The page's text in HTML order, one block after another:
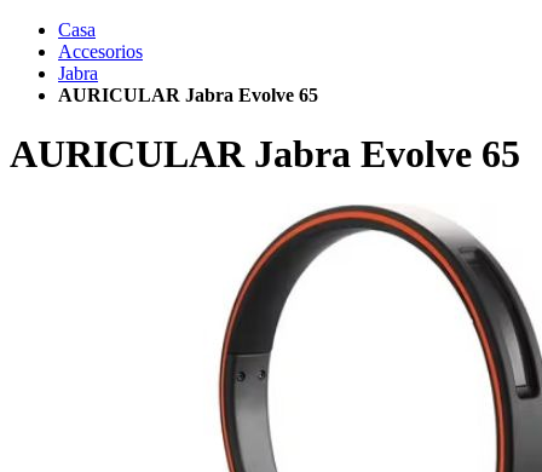
Casa
Accesorios
Jabra
AURICULAR Jabra Evolve 65
AURICULAR Jabra Evolve 65